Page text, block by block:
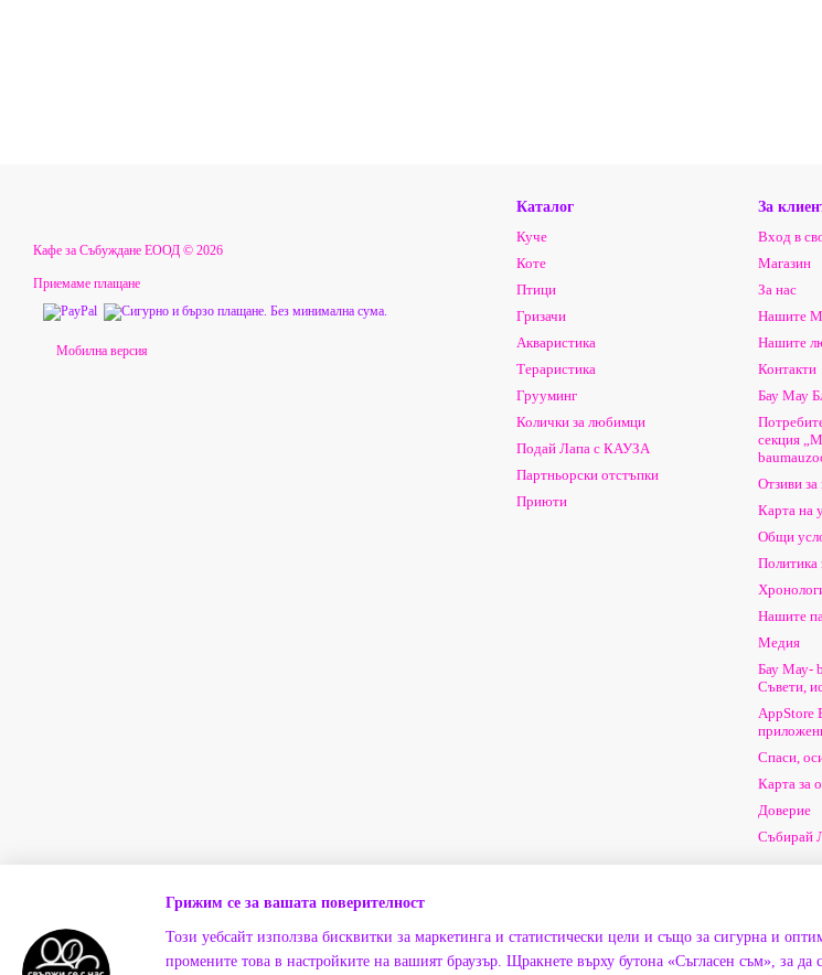
Кафе за Събуждане ЕООД © 2026
Приемаме плащане
Мобилна версия
Каталог
Куче
Коте
Птици
Гризачи
Акваристика
Тераристика
Грууминг
Колички за любимци
Подай Лапа с КАУЗА
Партньорски отстъпки
Приюти
За
Вход в
Магазин
За нас
Нашите
Нашите
Контакти
Бау Мау
секция
Отзиви за
Карта на
Общи
Политика
Нашите
Медия
Бау Мау-
Съвети,
AppStore
Спаси,
Карта за
Доверие
Събирай
Грижим се за вашата поверителност
Този уебсайт използва бисквитки за маркетинга и статистически цели и също за сигурна и
промените това в настройките на вашият браузър. Щракнете върху бутона «Съгласен съм», за да